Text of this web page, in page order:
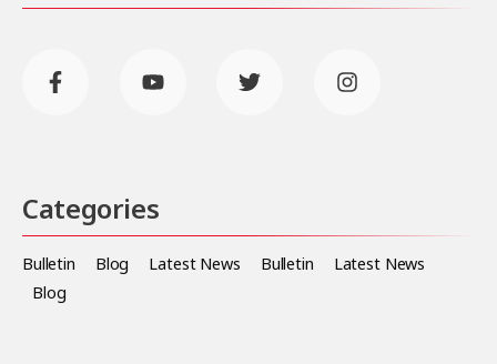
Categories
Bulletin Blog Latest News Bulletin
Latest News
Blog